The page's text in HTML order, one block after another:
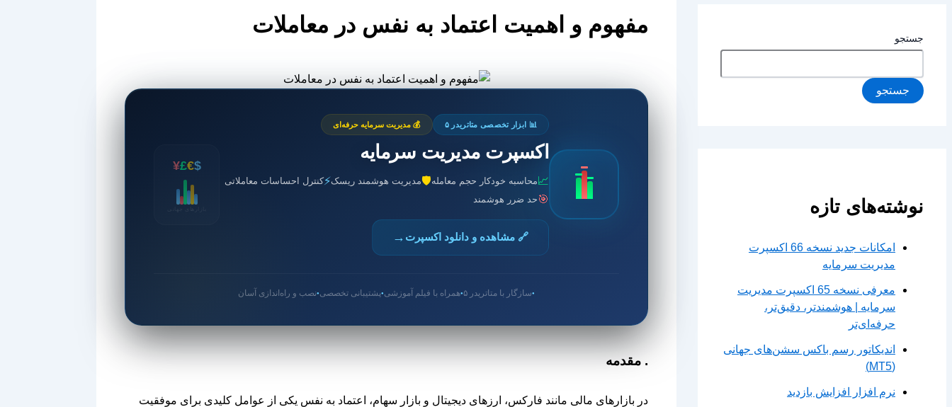
جستجو
جستجو
نوشته‌های تازه
امکانات جدید نسخه 66 اکسپرت
مدیریت سرمایه
معرفی نسخه 65 اکسپرت مدیریت
سرمایه | هوشمندتر، دقیق‌تر،
حرفه‌ای‌تر
اندیکاتور رسم باکس سشن‌های جهانی
(MT5)
نرم افزار افزایش بازدید
مفهوم و اهمیت اعتماد به نفس در معاملات
📊 ابزار تخصصی متاتریدر ۵ 💰 مدیریت سرمایه حرفه‌ای
اکسپرت مدیریت سرمایه
📈 محاسبه خودکار حجم معامله🛡️مدیریت هوشمند ریسک⚡کنترل احساسات معاملاتی
🎯 حد ضرر هوشمند
🔗 مشاهده و دانلود اکسپرت →
$
€
£
¥
●سازگار با متاتریدر ۵ ●همراه با فیلم آموزشی ●پشتیبانی تخصصی ●نصب و راه‌اندازی آسان
. مقدمه
در بازارهای مالی مانند فارکس، ارزهای دیجیتال و بازار سهام، اعتماد به نفس یکی از عوامل کلیدی برای موفقیت